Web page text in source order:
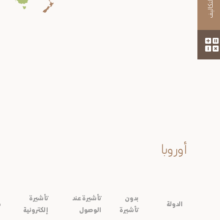
أوروبا
الدولة
بدون
تأشيرة
تأشيرة عند
الوصول
تأشيرة
إلكترونية